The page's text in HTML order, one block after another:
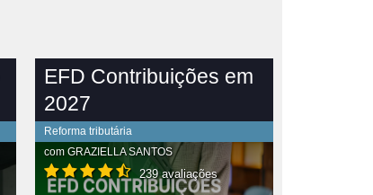
EFD Contribuições em
2027
Reforma tributária
comGRAZIELLA SANTOS
239 avaliações